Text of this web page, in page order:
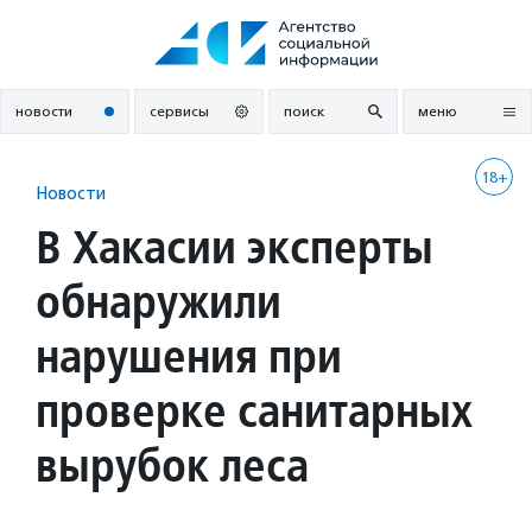
новости сервисы поиск меню
18+
Новости
В Хакасии эксперты
обнаружили
нарушения при
проверке санитарных
вырубок леса